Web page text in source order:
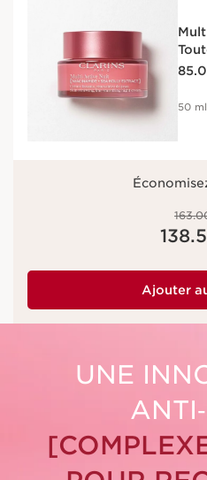
50 ml
Ajouter
UNE